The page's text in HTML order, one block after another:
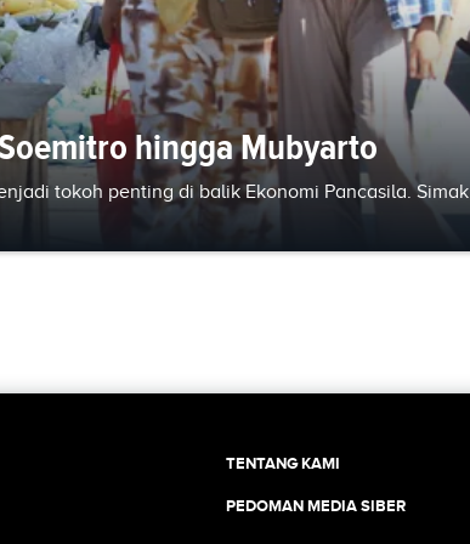
hingga Mubyarto
tokoh penting di balik Ekonomi Pancasila. Simak
TENTANG KAMI
PEDOMAN MEDIA SIBER